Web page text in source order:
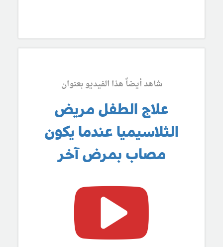
شاهد أيضاً هذا الفيديو بعنوان
علاج الطفل مريض
الثلاسيميا عندما يكون
مصاب بمرض آخر